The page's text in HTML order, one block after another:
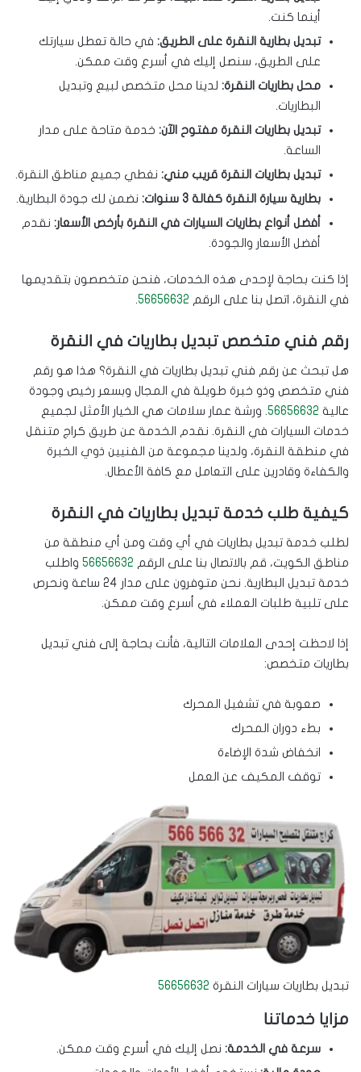
أينما كنت.
تبديل بطارية النقرة على الطريق: في حالة تعطل سيارتك
على الطريق، سنصل إليك في أسرع وقت ممكن.
محل بطاريات النقرة: لدينا محل متخصص لبيع وتبديل
البطاريات.
تبديل بطاريات النقرة مفتوح الآن: خدمة متاحة على مدار
الساعة.
تبديل بطاريات النقرة قريب مني: نغطي جميع مناطق النقرة.
بطارية سيارة النقرة كفالة 3 سنوات:
نضمن لك جودة البطارية.
أفضل أنواع بطاريات السيارات في النقرة بأرخص الأسعار: نقدم
أفضل الأسعار والجودة.
إذا كنت بحاجة لإحدى هذه الخدمات، فنحن متخصصون بتقديمها
في النقرة، اتصل بنا على الرقم 56656632
.
رقم فني متخصص تبديل بطاريات في النقرة
هل تبحث عن رقم فني تبديل بطاريات في النقرة؟ هذا هو رقم
فني متخصص وذو خبرة طويلة في المجال وبسعر رخيص وجودة
عالية 56656632. ورشة عمار سلامات هي الخيار الأمثل لجميع
خدمات السيارات في النقرة. نقدم الخدمة عن طريق كراج متنقل
في منطقة النقرة، ولدينا مجموعة من الفنيين ذوي الخبرة
والكفاءة وقادرين على التعامل مع كافة الأعطال.
كيفية طلب خدمة تبديل بطاريات في النقرة
لطلب خدمة تبديل بطاريات في أي وقت ومن أي منطقة من
مناطق الكويت، قم بالاتصال بنا على الرقم 56656632 واطلب
خدمة تبديل البطارية. نحن متوفرون على مدار 24 ساعة ونحرص
على تلبية طلبات العملاء في أسرع وقت ممكن.
إذا لاحظت إحدى العلامات التالية، فأنت بحاجة إلى فني تبديل
بطاريات متخصص:
صعوبة في تشغيل المحرك
بطء دوران المحرك
انخفاض شدة الإضاءة
توقف المكيف عن العمل
تبديل بطاريات سيارات النقرة 56656632
مزايا خدماتنا
سرعة في الخدمة: نصل إليك في أسرع وقت ممكن.